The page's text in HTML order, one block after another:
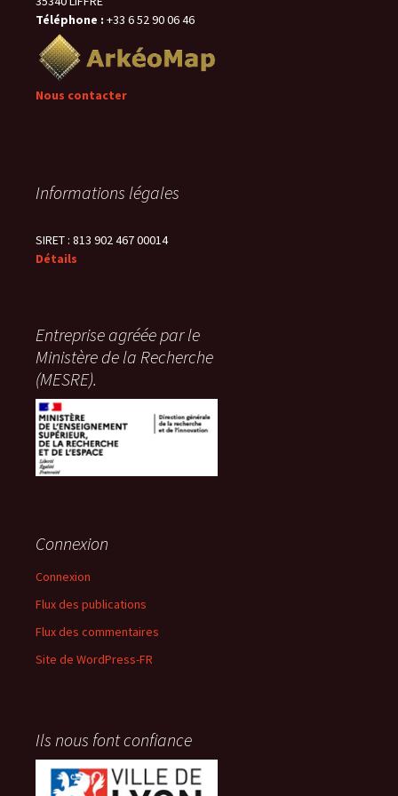
Téléphone : +33 6 52 90 06 46
Nous contacter
Informations légales
SIRET : 813 902 467 00014
Détails
Entreprise agréée par le
Ministère de la Recherche
(MESRE).
Connexion
Connexion
Flux des publications
Flux des commentaires
Site de WordPress-FR
Ils nous font confiance